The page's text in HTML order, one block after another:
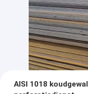
AISI 1018